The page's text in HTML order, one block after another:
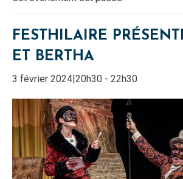
FESTHILAIRE
ET BERTHA
3 février 2024|20h30 - 22h30